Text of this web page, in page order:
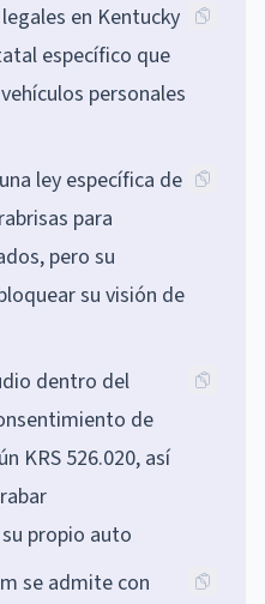
en Kentucky
específico que
personales
ley específica de
para
pero su
su visión de
dentro del
de
KRS 526.020, así
propio auto
se admite con